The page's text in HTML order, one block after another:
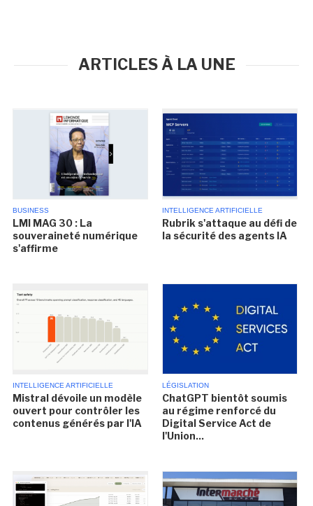
ARTICLES À LA UNE
BUSINESS
LMI MAG 30 : La
souveraineté numérique
s'affirme
INTELLIGENCE ARTIFICIELLE
Rubrik s'attaque au défi de
la sécurité des agents IA
INTELLIGENCE ARTIFICIELLE
Mistral dévoile un modèle
ouvert pour contrôler les
contenus générés par l'IA
LÉGISLATION
ChatGPT bientôt soumis
au régime renforcé du
Digital Service Act de
l'Union...